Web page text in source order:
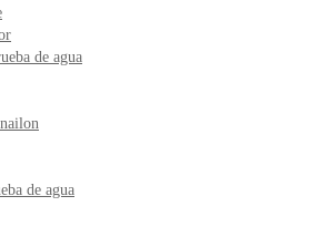
de agua
de agua